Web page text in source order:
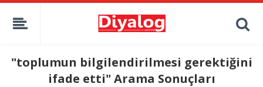
"toplumun bilgilendirilmesi gerektiğini
ifade etti" Arama Sonuçları